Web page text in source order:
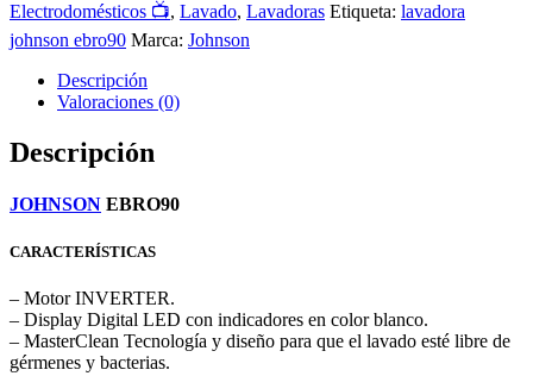
Electrodomésticos 📺, Lavado, Lavadoras Etiqueta: lavadora
johnson ebro90 Marca: Johnson
Descripción
Valoraciones (0)
Descripción
JOHNSON EBRO90
CARACTERÍSTICAS
– Motor INVERTER.
– Display Digital LED con indicadores en color blanco.
– MasterClean Tecnología y diseño para que el lavado esté libre de
gérmenes y bacterias.